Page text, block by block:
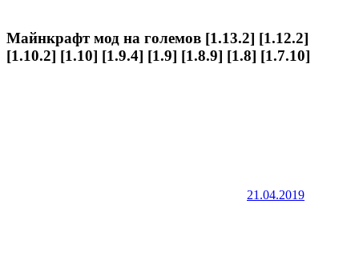
Майнкрафт мод на големов [1.13.2] [1.12.2]
[1.10.2] [1.10] [1.9.4] [1.9] [1.8.9] [1.8] [1.7.10]
21.04.2019